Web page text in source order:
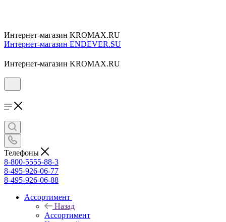
Интернет-магазин KROMAX.RU
Интернет-магазин ENDEVER.SU
Интернет-магазин KROMAX.RU
Телефоны
8-800-5555-88-3
8-495-926-06-77
8-495-926-06-88
Ассортимент
Назад
Ассортимент